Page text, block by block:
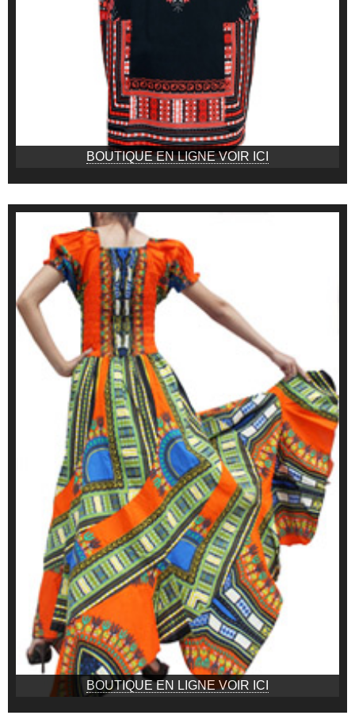
BOUTIQUE EN LIGNE VOIR ICI
BOUTIQUE EN LIGNE VOIR ICI